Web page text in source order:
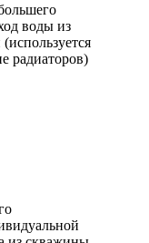
воды из
радиаторов)